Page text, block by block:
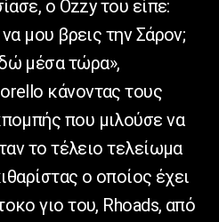
ο Ozzy του είπε:
μου βρεις την Σάρον;
μέσα τώρα»,
κάνοντας τους
που μιλούσε να
το τέλειο τελείωμα
ο οποίος έχει
γιο του, Rhoads, από